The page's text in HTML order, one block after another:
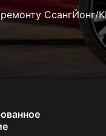
СсангЙонг/